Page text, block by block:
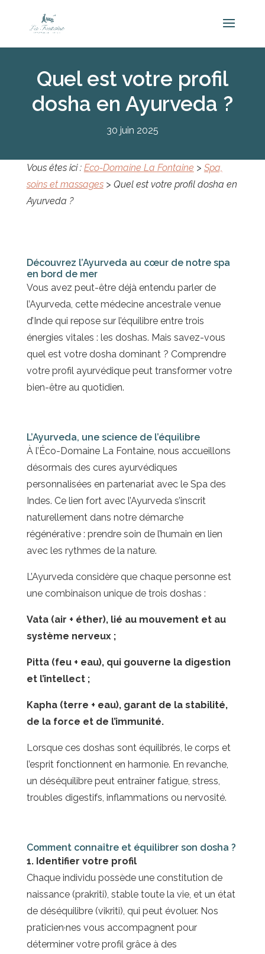
Quel est votre profil
dosha en Ayurveda ?
30 juin 2025
Vous êtes ici : Eco-Domaine La Fontaine > Spa,
soins et massages> Quel est votre profil dosha en
Ayurveda ?
Découvrez l’Ayurveda au cœur de notre spa
en bord de mer
Vous avez peut-être déjà entendu parler de
l’Ayurveda, cette médecine ancestrale venue
d’Inde qui repose sur l’équilibre entre trois
énergies vitales : les doshas. Mais savez-vous
quel est votre dosha dominant ? Comprendre
votre profil ayurvédique peut transformer votre
bien-être au quotidien.
L’Ayurveda, une science de l’équilibre
À l’Éco-Domaine La Fontaine, nous accueillons
désormais des cures ayurvédiques
personnalisées en partenariat avec le Spa des
Indes. Ce lien fort avec l’Ayurveda s’inscrit
naturellement dans notre démarche
régénérative : prendre soin de l’humain en lien
avec les rythmes de la nature.
L’Ayurveda considère que chaque personne est
une combinaison unique de trois doshas :
Vata (air + éther), lié au mouvement et au
système nerveux ;
Pitta (feu + eau), qui gouverne la digestion
et l’intellect ;
Kapha (terre + eau), garant de la stabilité,
de la force et de l’immunité.
Lorsque ces doshas sont équilibrés, le corps et
l’esprit fonctionnent en harmonie. En revanche,
un déséquilibre peut entraîner fatigue, stress,
troubles digestifs, inflammations ou nervosité.
Comment connaître et équilibrer son dosha ?
1. Identifier votre profil
Chaque individu possède une constitution de
naissance (prakriti), stable toute la vie, et un état
de déséquilibre (vikriti), qui peut évoluer. Nos
praticien·nes vous accompagnent pour
déterminer votre profil grâce à des